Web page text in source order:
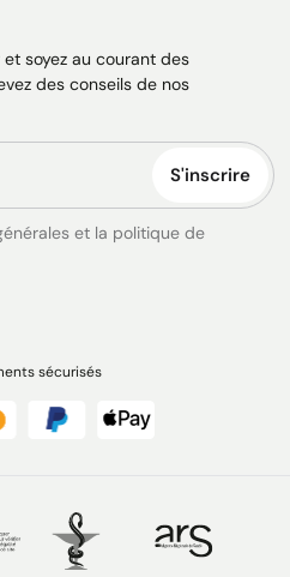
soyez au courant des
des conseils de nos
S'inscrire
et la politique de
sécurisés